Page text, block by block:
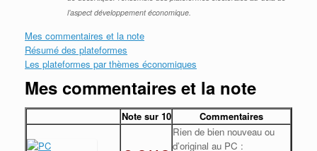
l’aspect développement économique.
Mes commentaires et la note
Résumé des plateformes
Les plateformes par thèmes économiques
Mes commentaires et la note
Note sur 10 Commentaires
Rien de bien nouveau ou
d’original au PC :